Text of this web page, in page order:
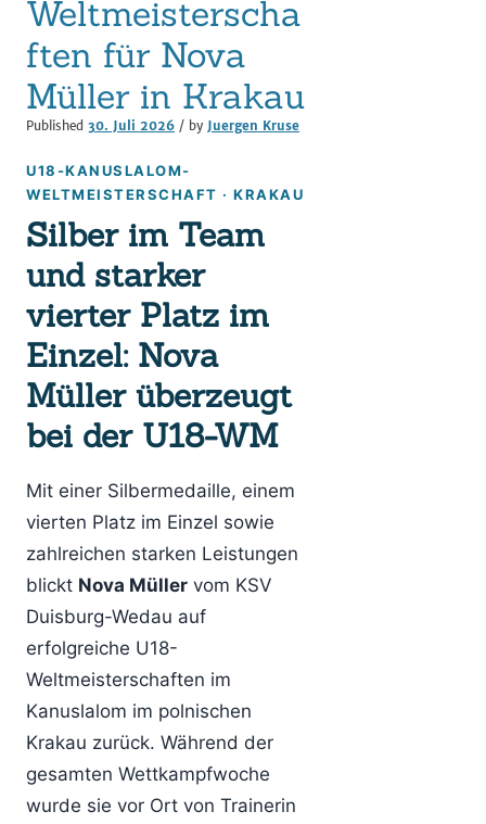
Weltmeisterscha
ften für Nova
Müller in Krakau
Published 30. Juli 2026 / by Juergen Kruse
U18-KANUSLALOM-
WELTMEISTERSCHAFT · KRAKAU
Silber im Team
und starker
vierter Platz im
Einzel: Nova
Müller überzeugt
bei der U18-WM
Mit einer Silbermedaille, einem
vierten Platz im Einzel sowie
zahlreichen starken Leistungen
blickt Nova Müller vom KSV
Duisburg-Wedau auf
erfolgreiche U18-
Weltmeisterschaften im
Kanuslalom im polnischen
Krakau zurück. Während der
gesamten Wettkampfwoche
wurde sie vor Ort von Trainerin